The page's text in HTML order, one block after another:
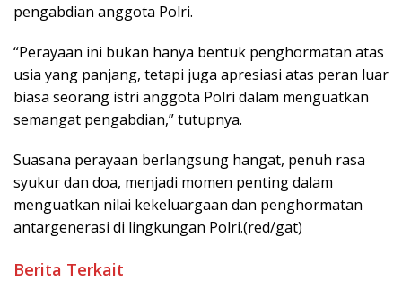
pengabdian anggota Polri.
“Perayaan ini bukan hanya bentuk penghormatan atas
usia yang panjang, tetapi juga apresiasi atas peran luar
biasa seorang istri anggota Polri dalam menguatkan
semangat pengabdian,” tutupnya.
Suasana perayaan berlangsung hangat, penuh rasa
syukur dan doa, menjadi momen penting dalam
menguatkan nilai kekeluargaan dan penghormatan
antargenerasi di lingkungan Polri.(red/gat)
Berita Terkait